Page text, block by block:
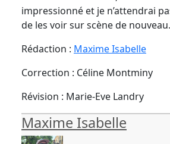
impressionné et je n’attendrai
de les voir sur scène de nouveau.
Rédaction : Maxime Isabelle
Correction : Céline Montminy
Révision : Marie-Eve Landry
Maxime Isabelle